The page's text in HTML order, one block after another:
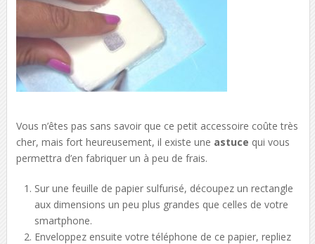
Vous n’êtes pas sans savoir que ce petit accessoire coûte très
cher, mais fort heureusement, il existe une astuce qui vous
permettra d’en fabriquer un à peu de frais.
Sur une feuille de papier sulfurisé, découpez un rectangle
aux dimensions un peu plus grandes que celles de votre
smartphone.
Enveloppez ensuite votre téléphone de ce papier, repliez